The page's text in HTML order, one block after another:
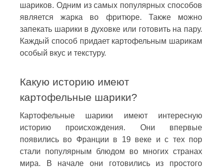
шариков. Одним из самых популярных способов
является жарка во фритюре. Также можно
запекать шарики в духовке или готовить на пару.
Каждый способ придает картофельным шарикам
особый вкус и текстуру.
Какую историю имеют
картофельные шарики?
Картофельные шарики имеют интересную
историю происхождения. Они впервые
появились во Франции в 19 веке и с тех пор
стали популярным блюдом во многих странах
мира. В начале они готовились из простого